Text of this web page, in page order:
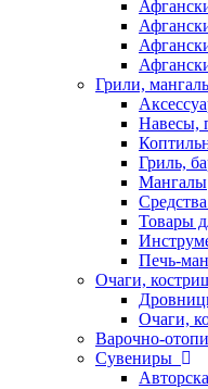
Грили,
Навесы,
Гриль,
Мангалы
Товары
Печь-
Очаги,
Очаги,
Варочно-
Сувениры